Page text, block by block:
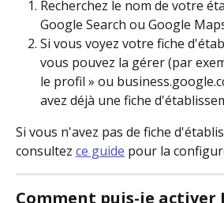
Recherchez le nom de votre
Google Search ou Google
Si vous voyez votre fiche
vous pouvez la gérer (par
le profil » ou
avez déjà une fiche
Si vous n'avez pas de fiche
consultez ce guide pour la
Comment puis-je activer